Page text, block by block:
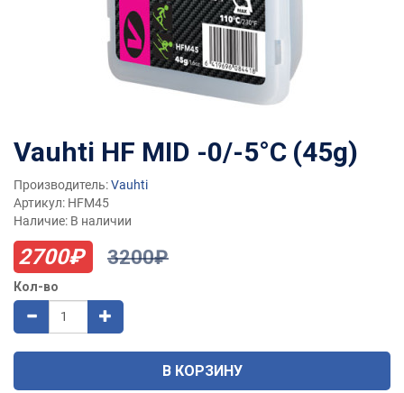
Vauhti HF MID -0/-5°C (45g)
Производитель:Vauhti
Артикул: HFM45
Наличие: В наличии
2700₽ 3200₽
Кол-во
В КОРЗИНУ